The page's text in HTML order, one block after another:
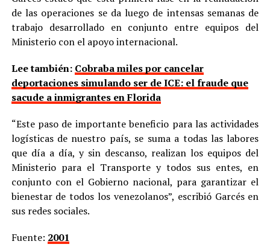
de las operaciones se da luego de intensas semanas de
trabajo desarrollado en conjunto entre equipos del
Ministerio con el apoyo internacional.
Lee también: Cobraba miles por cancelar
deportaciones simulando ser de ICE: el fraude que
sacude a inmigrantes en Florida
“Este paso de importante beneficio para las actividades
logísticas de nuestro país, se suma a todas las labores
que día a día, y sin descanso, realizan los equipos del
Ministerio para el Transporte y todos sus entes, en
conjunto con el Gobierno nacional, para garantizar el
bienestar de todos los venezolanos”, escribió Garcés en
sus redes sociales.
Fuente: 2001